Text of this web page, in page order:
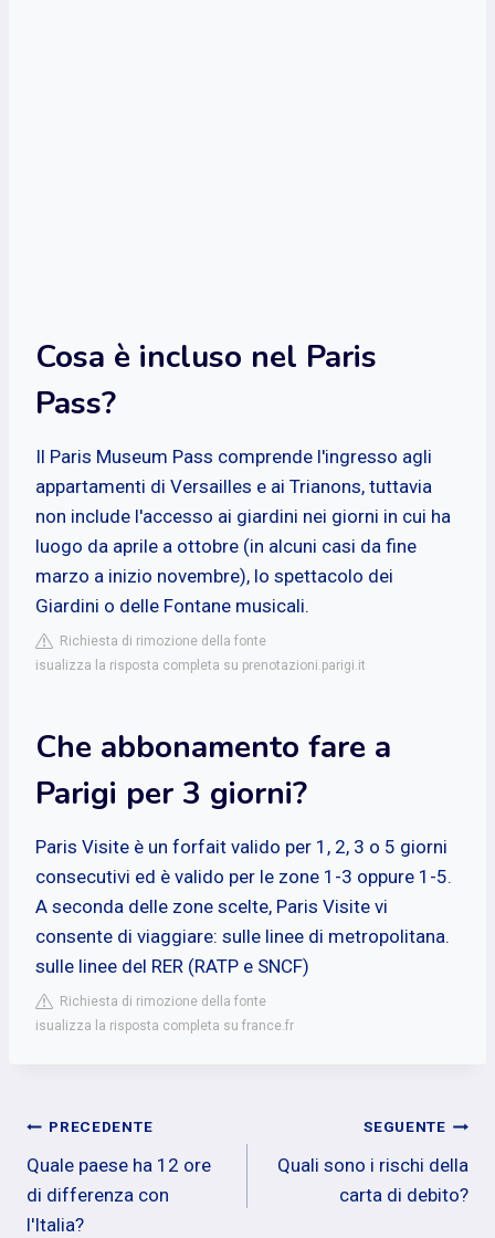
Cosa è incluso nel Paris
Pass?
Il Paris Museum Pass comprende l'ingresso agli
appartamenti di Versailles e ai Trianons, tuttavia
non include l'accesso ai giardini nei giorni in cui ha
luogo da aprile a ottobre (in alcuni casi da fine
marzo a inizio novembre), lo spettacolo dei
Giardini o delle Fontane musicali.
Richiesta di rimozione della fonte
isualizza la risposta completa su prenotazioni.parigi.it
Che abbonamento fare a
Parigi per 3 giorni?
Paris Visite è un forfait valido per 1, 2, 3 o 5 giorni
consecutivi ed è valido per le zone 1-3 oppure 1-5.
A seconda delle zone scelte, Paris Visite vi
consente di viaggiare: sulle linee di metropolitana.
sulle linee del RER (RATP e SNCF)
Richiesta di rimozione della fonte
isualizza la risposta completa su france.fr
Navigazione
articoli
PRECEDENTE
Quale paese ha 12 ore
di differenza con
l'Italia?
SEGUENTE
Quali sono i rischi della
carta di debito?